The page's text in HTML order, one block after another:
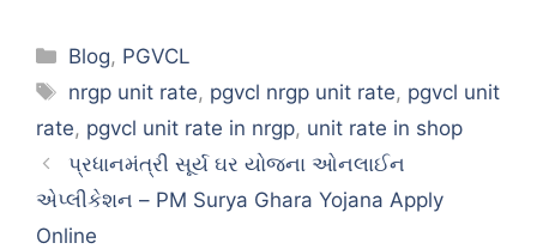
Categories
Blog, PGVCL
Tags
nrgp unit rate, pgvcl nrgp unit rate, pgvcl unit
rate, pgvcl unit rate in nrgp, unit rate in shop
પ્રધાનમંત્રી સૂર્ય ઘર યોજના ઓનલાઈન
એપ્લીકેશન – PM Surya Ghara Yojana Apply
Online